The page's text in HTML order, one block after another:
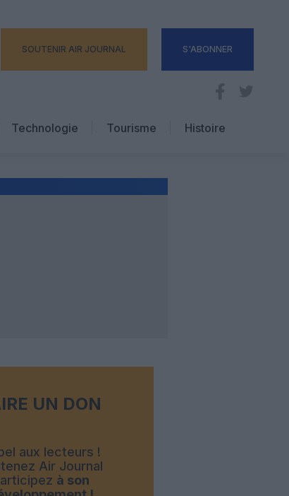
SOUTENIR AIR JOURNAL S'ABONNER
Technologie
Tourisme
Hôtellerie
Histoire
UN DON
aux lecteurs !
Air Journal
à son